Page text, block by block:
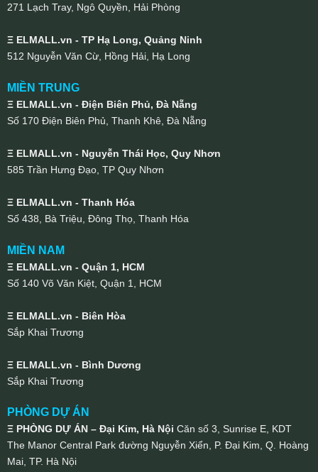
271 Lạch Tray, Ngô Quyền, Hải Phòng
Ξ ELMALL.vn - TP Hạ Long, Quảng Ninh
512 Nguyễn Văn Cừ, Hồng Hải, Hạ Long
MIỀN TRUNG
Ξ ELMALL.vn - Điện Biên Phủ, Đà Nẵng
Số 170 Điện Biên Phủ, Thanh Khê, Đà Nẵng
Ξ ELMALL.vn - Nguyễn Thái Học, Quy Nhơn
585 Trần Hưng Đạo, TP Quy Nhơn
Ξ ELMALL.vn - Thanh Hóa
Số 438, Bà Triệu, Đông Thọ, Thanh Hóa
MIỀN NAM
Ξ ELMALL.vn - Quận 1, HCM
Số 140 Võ Văn Kiệt, Quận 1, HCM
Ξ ELMALL.vn - Biên Hòa
Sắp Khai Trương
Ξ ELMALL.vn - Bình Dương
Sắp Khai Trương
PHÒNG DỰ ÁN
Ξ PHÒNG DỰ ÁN – Đại Kim, Hà Nội Căn số 3, Sunrise E, KDT
The Manor Central Park đường Nguyễn Xiển, P. Đại Kim, Q. Hoàng
Mai, TP. Hà Nội